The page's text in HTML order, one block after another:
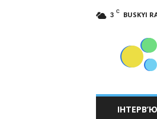
3 C BUSKYI
ІНТЕРВ’Ю